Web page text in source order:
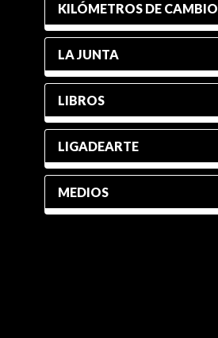
KILÓMETROS DE CAMBIO
LA JUNTA
LIBROS
LIGADEARTE
MEDIOS